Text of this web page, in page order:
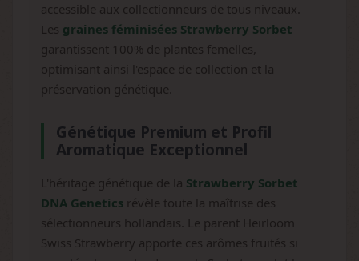
accessible aux collectionneurs de tous niveaux.
Les graines féminisées Strawberry Sorbet
garantissent 100% de plantes femelles,
optimisant ainsi l'espace de collection et la
préservation génétique.
Génétique Premium et Profil
Aromatique Exceptionnel
L'héritage génétique de la Strawberry Sorbet
DNA Genetics révèle toute la maîtrise des
sélectionneurs hollandais. Le parent Heirloom
Swiss Strawberry apporte ces arômes fruités si